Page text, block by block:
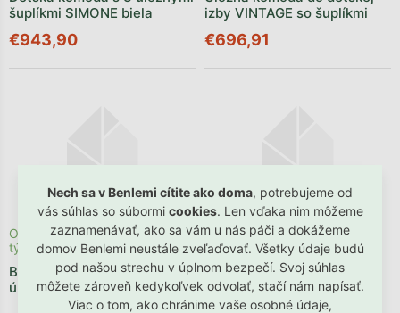
Nech sa v Benlemi cítite ako doma, potrebujeme od
vás súhlas so súbormi cookies. Len vďaka nim môžeme
zaznamenávať, ako sa vám u nás páči a dokážeme
domov Benlemi neustále zveľaďovať. Všetky údaje budú
pod našou strechu v úplnom bezpečí. Svoj súhlas
môžete zároveň kedykoľvek odvolať, stačí nám napísať.
Viac o tom, ako chránime vaše osobné údaje,
šuplíkmi SIMONE biela
€943,90
izby VINTAGE so šuplíkmi
€696,91
Biela komoda CLASSIC so
úložnými šuplíkmi
Odosielame počas 1 - 3
týždňov
Bestseller ✩
Úložná komoda KUBI so
šuplíkmi
Skladom